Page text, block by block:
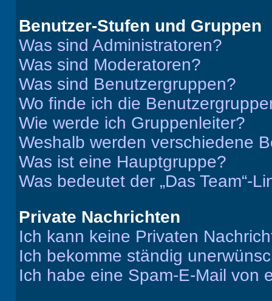
Benutzer-Stufen und Gruppen
Was sind Administratoren?
Was sind Moderatoren?
Was sind Benutzergruppen?
Wo finde ich die
Wie werde ich Gruppenleiter?
Weshalb werden verschiedene
Was ist eine Hauptgruppe?
Was bedeutet der „Das Team“-
Private Nachrichten
Ich kann keine Privaten
Ich bekomme ständig
Ich habe eine Spam-E-Mail von